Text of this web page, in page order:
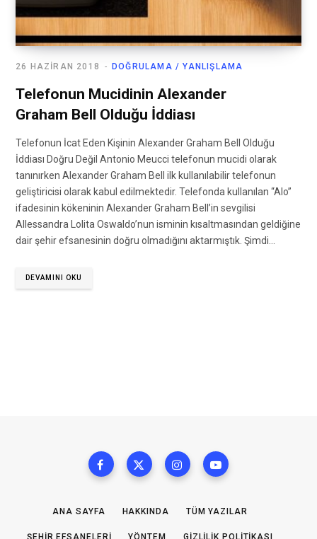
DOĞRULAMA / YANLIŞLAMA
26 HAZIRAN 2018
Telefonun Mucidinin Alexander
Graham Bell Olduğu İddiası
Telefonun İcat Eden Kişinin Alexander Graham Bell Olduğu
İddiası Doğru Değil Antonio Meucci telefonun mucidi olarak
tanınırken Alexander Graham Bell ilk kullanılabilir telefonun
geliştiricisi olarak kabul edilmektedir. Telefonda kullanılan “Alo”
ifadesinin kökeninin Alexander Graham Bell’in sevgilisi
Allessandra Lolita Oswaldo’nun isminin kısaltmasından geldiğine
dair şehir efsanesinin doğru olmadığını aktarmıştık. Şimdi…
DEVAMINI OKU
ANA SAYFA HAKKINDA TÜM YAZILAR
ŞEHIR EFSANELERI YÖNTEM GIZLILIK POLITIKASI